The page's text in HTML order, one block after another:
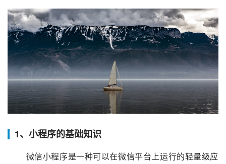
1、小程序的基础知识